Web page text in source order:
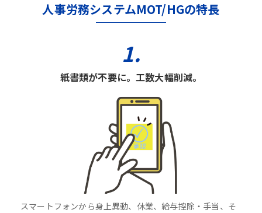
人事労務システムMOT/HGの特長
1.
紙書類が不要に。工数大幅削減。
スマートフォンから身上異動、休業、給与控除・手当、そ